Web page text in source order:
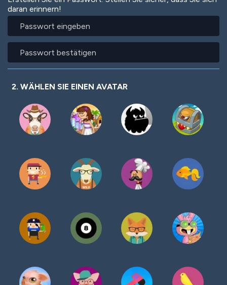
daran erinnern!
eingeben
bestätigen
2. WÄHLEN SIE EINEN AVATAR